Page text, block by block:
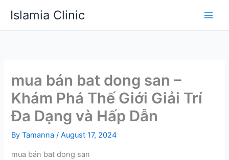
content
Islamia Clinic
mua bán bat dong san –
Khám Phá Thế Giới Giải Trí
Đa Dạng và Hấp Dẫn
ByTamanna/August 17, 2024
mua bán bat dong san